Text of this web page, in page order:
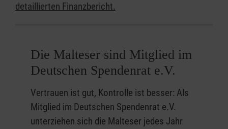
detaillierten Finanzbericht.
Die Malteser sind Mitglied im
Deutschen Spendenrat e.V.
Vertrauen ist gut, Kontrolle ist besser: Als
Mitglied im Deutschen Spendenrat e.V.
unterziehen sich die Malteser jedes Jahr